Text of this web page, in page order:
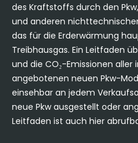
des Kraftstoffs durch den
und anderen
das für die Erderwärmung
Treibhausgas. Ein Leitfaden
und die CO₂-Emissionen aller
angebotenen neuen Pkw-
einsehbar an jedem
neue Pkw ausgestellt oder
Leitfaden ist auch hier